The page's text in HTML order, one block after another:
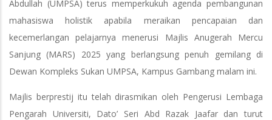
Abdullah (UMPSA) terus memperkukuh agenda pembangunan
mahasiswa holistik apabila meraikan pencapaian dan
kecemerlangan pelajarnya menerusi Majlis Anugerah Mercu
Sanjung (MARS) 2025 yang berlangsung penuh gemilang di
Dewan Kompleks Sukan UMPSA, Kampus Gambang malam ini.
Majlis berprestij itu telah dirasmikan oleh Pengerusi Lembaga
Pengarah Universiti, Dato’ Seri Abd Razak Jaafar dan turut